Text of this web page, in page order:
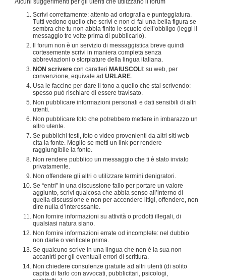
Alcuni suggerimenti per gli utenti che utilizzano il forum
Scrivi correttamente: attento ad ortografia e punteggiatura.
Tutti vedono quello che scrivi e non ci fai una bella figura se
sembra che tu non abbia finito le scuole dell’obbligo (leggi il
messaggio tre volte prima di pubblicarlo).
Il forum non è un servizio di messaggistica breve quindi
cortesemente scrivi in maniera completa senza
abbreviazioni o storpiature della lingua italiana.
NON scrivere con caratteri MAIUSCOLI : su web, per
convenzione, equivale ad URLARE.
Usa le faccine per dare il tono a quello che stai scrivendo:
spesso può rischiare di essere travisato.
Non pubblicare informazioni personali e dati sensibili di altri
utenti.
Non pubblicare foto che potrebbero mettere in imbarazzo un
altro utente.
Se pubblichi testi, foto o video provenienti da altri siti web
cita la fonte. Meglio se metti un link per rendere
raggiungibile la fonte.
Non rendere pubblico un messaggio che ti è stato inviato
privatamente.
Non offendere gli altri o utilizzare termini denigratori.
Se “entri” in una discussione fallo per portare un valore
aggiunto, scrivi qualcosa che abbia senso all’interno di
quella discussione e non per accendere litigi, offendere, non
dire nulla d’interessante.
Non fornire informazioni su attività o prodotti illegali, di
qualsiasi natura siano.
Non fornire informazioni errate od incomplete: nel dubbio
non darle o verificale prima.
Se qualcuno scrive in una lingua che non è la sua non
accanirti per gli eventuali errori di scrittura.
Non chiedere consulenze gratuite ad altri utenti (di solito
capita di farlo con avvocati, pubblicitari, psicologi,